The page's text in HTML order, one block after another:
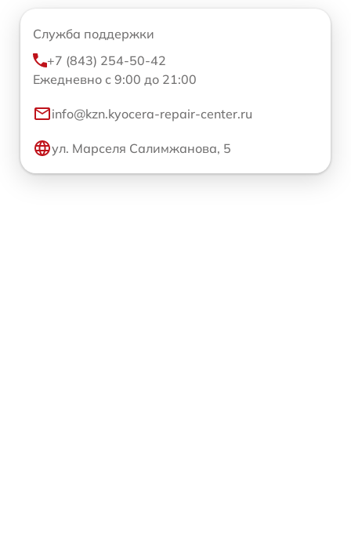
Служба поддержки
+7 (843) 254-50-42
Ежедневно с 9:00 до 21:00
info@kzn.kyocera-repair-center.ru
ул. Марселя Салимжанова, 5